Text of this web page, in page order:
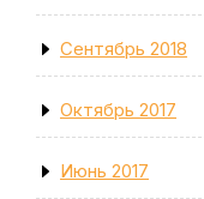
Сентябрь 2018
Октябрь 2017
Июнь 2017